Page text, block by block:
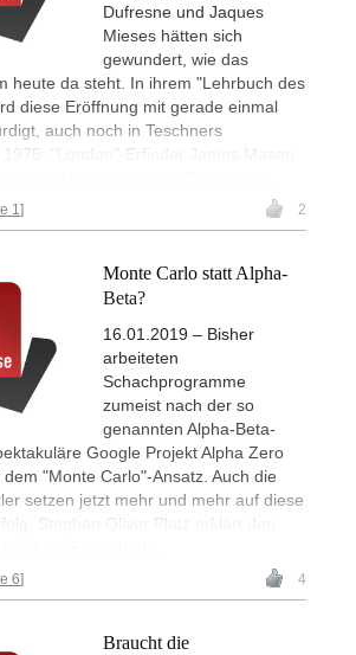
Dufresne und Jaques
Mieses hätten sich
gewundert, wie das
heute da steht. In ihrem "Lehrbuch des
diese Eröffnung mit gerade einmal
auch noch in Teschners
"London"-Erfinder James Mason
1 2
Monte Carlo statt Alpha-
Beta?
16.01.2019 – Bisher
arbeiteten
Schachprogramme
zumeist nach der so
genannten Alpha-Beta-
Google Projekt Alpha Zero
"Monte Carlo"-Ansatz. Auch die
setzen jetzt mehr und mehr auf diese
Stephan Oliver Platz erklärt den
6 4
Braucht die